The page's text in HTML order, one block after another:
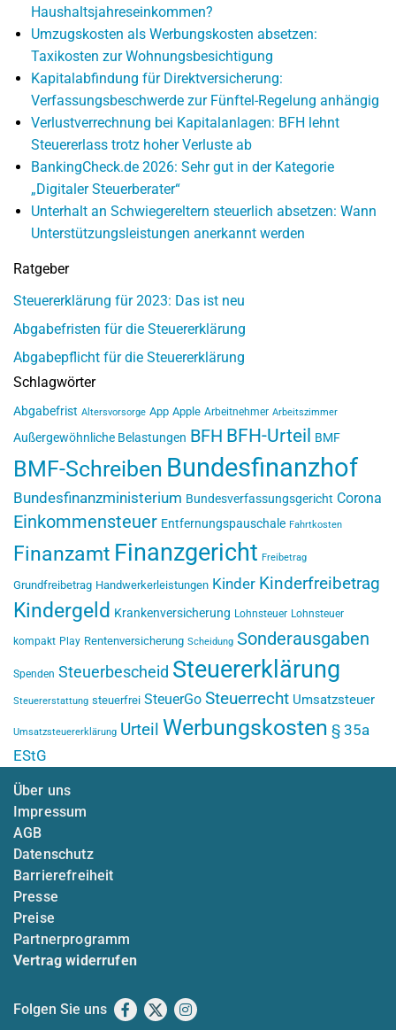
Haushaltsjahreseinkommen?
Umzugskosten als Werbungskosten absetzen:
Taxikosten zur Wohnungsbesichtigung
Kapitalabfindung für Direktversicherung:
Verfassungsbeschwerde zur Fünftel-Regelung anhängig
Verlustverrechnung bei Kapitalanlagen: BFH lehnt
Steuererlass trotz hoher Verluste ab
BankingCheck.de 2026: Sehr gut in der Kategorie
„Digitaler Steuerberater“
Unterhalt an Schwiegereltern steuerlich absetzen: Wann
Unterstützungsleistungen anerkannt werden
Ratgeber
Steuererklärung für 2023: Das ist neu
Abgabefristen für die Steuererklärung
Abgabepflicht für die Steuererklärung
Schlagwörter
Abgabefrist Altersvorsorge App Apple Arbeitnehmer Arbeitszimmer
Außergewöhnliche Belastungen BFH BFH-Urteil BMF
BMF-Schreiben Bundesfinanzhof
Bundesfinanzministerium Bundesverfassungsgericht Corona
Einkommensteuer Entfernungspauschale Fahrtkosten
Finanzamt Finanzgericht Freibetrag
Grundfreibetrag Handwerkerleistungen Kinder Kinderfreibetrag
Kindergeld Krankenversicherung Lohnsteuer Lohnsteuer
kompakt Play Rentenversicherung Scheidung Sonderausgaben
Spenden Steuerbescheid Steuererklärung
Steuererstattung steuerfrei SteuerGo Steuerrecht Umsatzsteuer
Umsatzsteuererklärung Urteil Werbungskosten § 35a
EStG
Über uns
Impressum
AGB
Datenschutz
Barrierefreiheit
Presse
Preise
Partnerprogramm
Vertrag widerrufen
Folgen Sie uns Facebook
X Instagram